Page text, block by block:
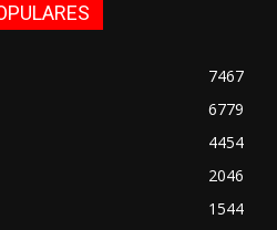
7467
6779
4454
2046
1544